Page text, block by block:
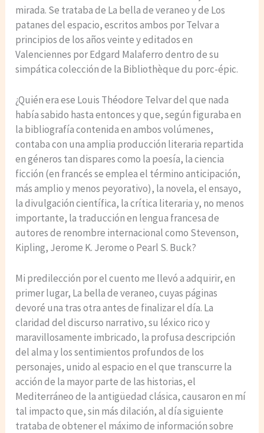
mirada. Se trataba de La bella de veraneo y de Los
patanes del espacio, escritos ambos por Telvar a
principios de los años veinte y editados en
Valenciennes por Edgard Malaferro dentro de su
simpática colección de la Bibliothèque du porc-épic.
¿Quién era ese Louis Théodore Telvar del que nada
había sabido hasta entonces y que, según figuraba en
la bibliografía contenida en ambos volúmenes,
contaba con una amplia producción literaria repartida
en géneros tan dispares como la poesía, la ciencia
ficción (en francés se emplea el término anticipación,
más amplio y menos peyorativo), la novela, el ensayo,
la divulgación científica, la crítica literaria y, no menos
importante, la traducción en lengua francesa de
autores de renombre internacional como Stevenson,
Kipling, Jerome K. Jerome o Pearl S. Buck?
Mi predilección por el cuento me llevó a adquirir, en
primer lugar, La bella de veraneo, cuyas páginas
devoré una tras otra antes de finalizar el día. La
claridad del discurso narrativo, su léxico rico y
maravillosamente imbricado, la profusa descripción
del alma y los sentimientos profundos de los
personajes, unido al espacio en el que transcurre la
acción de la mayor parte de las historias, el
Mediterráneo de la antigüedad clásica, causaron en mí
tal impacto que, sin más dilación, al día siguiente
trataba de obtener el máximo de información sobre